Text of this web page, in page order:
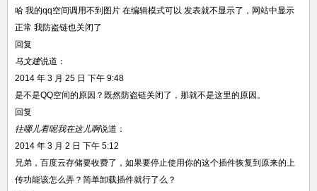
哈 我的qq空间调用不到图片 在编辑模式可以 发表就不显示了，网站中显示
正常 我防盗链也关闭了
回复
马文建说道：
2014 年 3 月 25 日 下午 9:48
是不是QQ空间的原因？既然防盗链关闭了，那就不是这里的原因。
回复
往哪儿看呢我在这儿啊说道：
2014 年 3 月 2 日 下午 5:12
兄弟，百度云存储要收费了，如果要停止使用你的这个插件恢复到原来的上
传功能该怎么弄？简单卸载插件就行了么？